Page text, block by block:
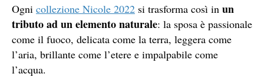
Ogni collezione Nicole 2022 si trasforma così in un
tributo ad un elemento naturale: la sposa è passionale
come il fuoco, delicata come la terra, leggera come
l’aria, brillante come l’etere e impalpabile come
l’acqua.